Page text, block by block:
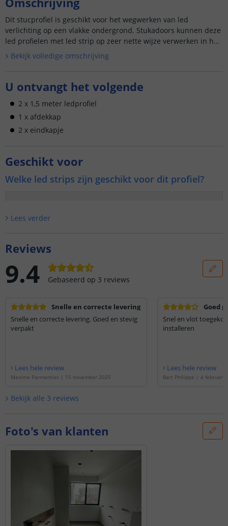
Dit stucprofiel is geschikt voor het wegwerken van led
verlichting op een vlakke ondergrond. Stukadoors kunnen deze
led profielen met led strip op zeer nette wijze verwerken in het
stucwerk. ...
Bekijk volledige omschrijving
U ontvangt het volgende
2 x 1,5 meter ledprofiel
1 x afdekkap
2 x eindkapje
Geschikt voor
Welke led strips zijn geschikt voor dit profiel?
Lees verder
Reviews
9.4 Gebaseerd op 3 reviews
Snelle en correcte levering
Snelle en correcte levering. Goed en stevig
verpakt
Lees hele review
Maxime Parmentier | 15 november 2025
Goed
Snel en vlot
installeren
Lees hele review
Bart Philippe | 4 februari
Bekijk alle 3 reviews
Foto's van klanten